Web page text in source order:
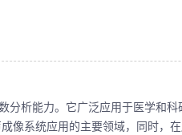
分析能力。它广泛应用于医学和
像系统应用的主要领域，同时，